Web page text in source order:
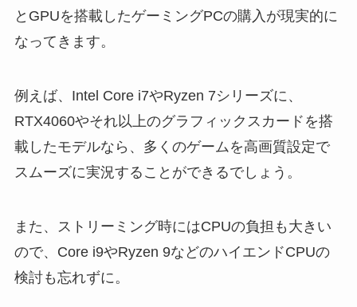
とGPUを搭載したゲーミングPCの購入が現実的に
なってきます。
例えば、Intel Core i7やRyzen 7シリーズに、
RTX4060やそれ以上のグラフィックスカードを搭
載したモデルなら、多くのゲームを高画質設定で
スムーズに実況することができるでしょう。
また、ストリーミング時にはCPUの負担も大きい
ので、Core i9やRyzen 9などのハイエンドCPUの
検討も忘れずに。